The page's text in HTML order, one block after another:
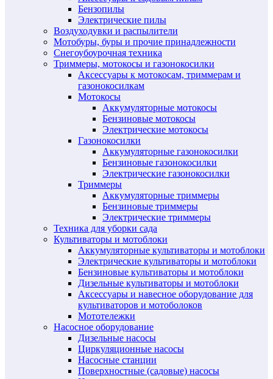
Бензопилы
Электрические пилы
Воздуходувки и распылители
Мотобуры, буры и прочие принадлежности
Снегоубоурочная техника
Триммеры, мотокосы и газонокосилки
Аксессуары к мотокосам, триммерам и
газонокосилкам
Мотокосы
Аккумуляторные мотокосы
Бензиновые мотокосы
Электрические мотокосы
Газонокосилки
Аккумуляторные газонокосилки
Бензиновые газонокосилки
Электрические газонокосилки
Триммеры
Аккумуляторные триммеры
Бензиновые триммеры
Электрические триммеры
Техника для уборки сада
Культиваторы и мотоблоки
Аккумуляторные культиваторы и мотоблоки
Электрические культиваторы и мотоблоки
Бензиновые культиваторы и мотоблоки
Дизельные культиваторы и мотоблоки
Аксессуары и навесное оборудование для
культиваторов и мотоболоков
Мототележки
Насосное оборудование
Дизельные насосы
Циркуляционные насосы
Насосные станции
Поверхностные (садовые) насосы